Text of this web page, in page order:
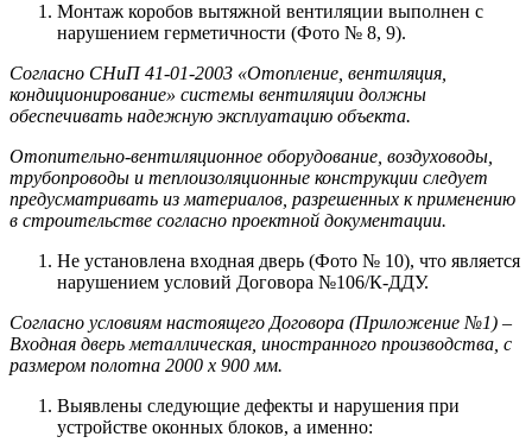
Монтаж коробов вытяжной вентиляции выполнен с
нарушением герметичности (Фото № 8, 9).
Согласно СНиП 41-01-2003 «Отопление, вентиляция,
кондиционирование» системы вентиляции должны
обеспечивать надежную эксплуатацию объекта.
Отопительно-вентиляционное оборудование, воздуховоды,
трубопроводы и теплоизоляционные конструкции следует
предусматривать из материалов, разрешенных к применению
в строительстве согласно проектной документации.
Не установлена входная дверь (Фото № 10), что является
нарушением условий Договора №106/К-ДДУ.
Согласно условиям настоящего Договора (Приложение №1) –
Входная дверь металлическая, иностранного производства, с
размером полотна 2000 х 900 мм.
Выявлены следующие дефекты и нарушения при
устройстве оконных блоков, а именно: